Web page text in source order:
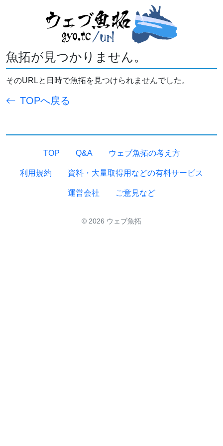
魚拓が見つかりません。
そのURLと日時で魚拓を見つけられませんでした。
TOPへ戻る
TOP Q&A ウェブ魚拓の考え方
利用規約 資料・大量取得用などの有料サービス
運営会社 ご意見など
© 2026 ウェブ魚拓